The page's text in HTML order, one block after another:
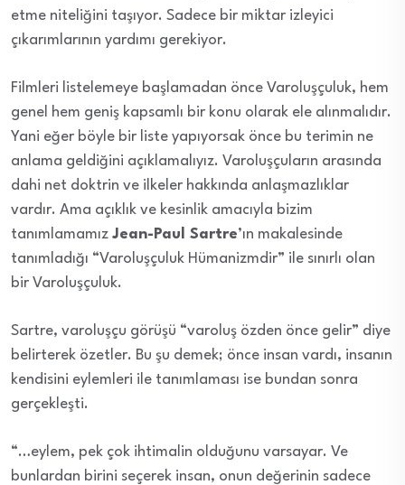
etme niteliğini taşıyor. Sadece bir miktar izleyici
çıkarımlarının yardımı gerekiyor.
Filmleri listelemeye başlamadan önce Varoluşçuluk, hem
genel hem geniş kapsamlı bir konu olarak ele alınmalıdır.
Yani eğer böyle bir liste yapıyorsak önce bu terimin ne
anlama geldiğini açıklamalıyız. Varoluşçuların arasında
dahi net doktrin ve ilkeler hakkında anlaşmazlıklar
vardır. Ama açıklık ve kesinlik amacıyla bizim
tanımlamamız Jean-Paul Sartre’ın makalesinde
tanımladığı “Varoluşçuluk Hümanizmdir” ile sınırlı olan
bir Varoluşçuluk.
Sartre, varoluşçu görüşü “varoluş özden önce gelir” diye
belirterek özetler. Bu şu demek; önce insan vardı, insanın
kendisini eylemleri ile tanımlaması ise bundan sonra
gerçekleşti.
“…eylem, pek çok ihtimalin olduğunu varsayar. Ve
bunlardan birini seçerek insan, onun değerinin sadece